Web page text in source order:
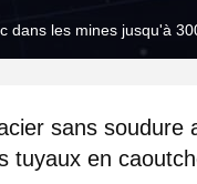
dans les mines jusqu'à
sans soudure
tuyaux en